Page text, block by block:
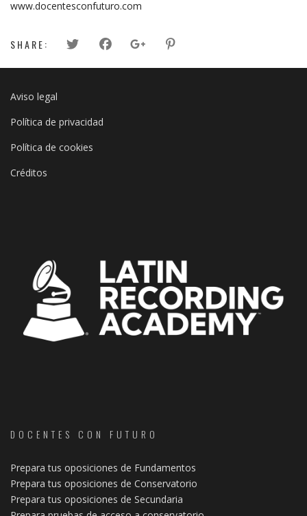
www.docentesconfuturo.com
SHARE:
Aviso legal
Política de privacidad
Política de cookies
Créditos
DOCENTES CON FUTURO
Prepara tus oposiciones de Fundamentos
Prepara tus oposiciones de Conservatorio
Prepara tus oposiciones de Secundaria